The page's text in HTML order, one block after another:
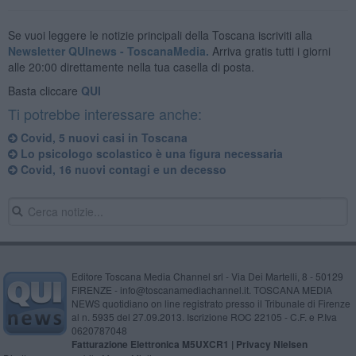
Se vuoi leggere le notizie principali della Toscana iscriviti alla
Newsletter QUInews - ToscanaMedia. Arriva gratis tutti i giorni
alle 20:00 direttamente nella tua casella di posta.
Basta cliccare QUI
Ti potrebbe interessare anche:
Covid, 5 nuovi casi in Toscana
Lo psicologo scolastico è una figura necessaria
Covid, 16 nuovi contagi e un decesso
Editore Toscana Media Channel srl - Via Dei Martelli, 8 - 50129
FIRENZE - info@toscanamediachannel.it. TOSCANA MEDIA
NEWS quotidiano on line registrato presso il Tribunale di Firenze
al n. 5935 del 27.09.2013. Iscrizione ROC 22105 - C.F. e P.Iva
0620787048
Fatturazione Elettronica M5UXCR1 | Privacy Nielsen